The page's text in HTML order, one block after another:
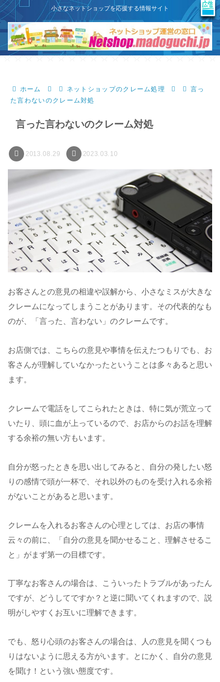
X
このサイトはプロモーションを含みます
小さなネットショップを応援する情報サイト
ホーム ネットショップのクレーム処理
言っ
た言わないのクレーム対処
言った言わないのクレーム対処
2013.08.29 2023.03.10
お客さんとの意見の相違や誤解から、小さなミスが大きな
クレームになってしまうことがあります。その代表的なも
のが、「言った、言わない」のクレームです。
お店側では、こちらの意見や事情を伝えたつもりでも、お
客さんが理解していなかったということは多々あると思い
ます。
クレームで電話をしてこられたときは、特に気が荒立って
いたり、頭に血が上っているので、お店からのお話を理解
する余裕の無い方もいます。
自分が怒ったときを思い出してみると、自分の発したい怒
りの感情で頭が一杯で、それ以外のものを受け入れる余裕
がないことがあると思います。
クレームを入れるお客さんの心理としては、お店の事情
云々の前に、「自分の意見を聞かせること、理解させるこ
と」がまず第一の目標です。
丁寧なお客さんの場合は、こういったトラブルがあったん
ですが、どうしてですか？と逆に聞いてくれますので、説
明がしやすくお互いに理解できます。
でも、怒り心頭のお客さんの場合は、人の意見を聞くつも
りはないように思える方がいます。とにかく、自分の意見
を聞け！という強い態度です。